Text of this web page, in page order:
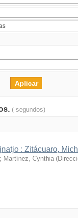
( segundos)
: Zitácuaro,
; Martínez, Cynthia (